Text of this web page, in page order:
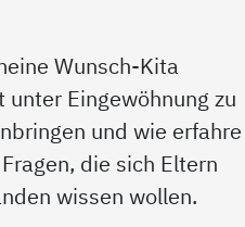
Wunsch-Kita
Eingewöhnung zu
und wie erfahre
die sich Eltern
wissen wollen.